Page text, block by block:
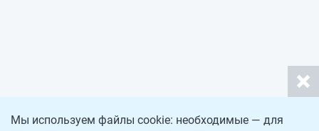
Мы используем файлы cookie: необходимые — для